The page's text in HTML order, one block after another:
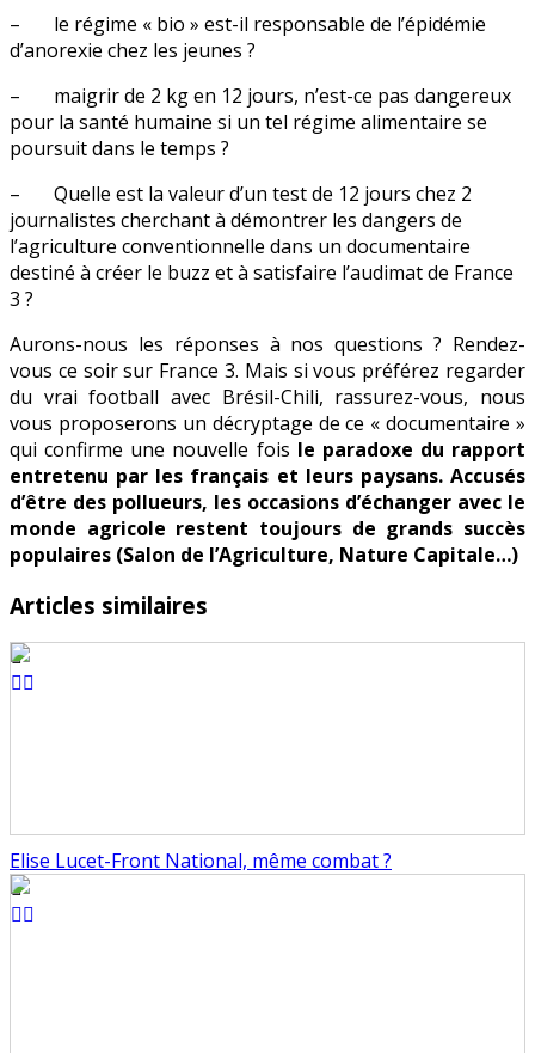
– le régime « bio » est-il responsable de l’épidémie
d’anorexie chez les jeunes ?
– maigrir de 2 kg en 12 jours, n’est-ce pas dangereux
pour la santé humaine si un tel régime alimentaire se
poursuit dans le temps ?
– Quelle est la valeur d’un test de 12 jours chez 2
journalistes cherchant à démontrer les dangers de
l’agriculture conventionnelle dans un documentaire
destiné à créer le buzz et à satisfaire l’audimat de France
3 ?
Aurons-nous les réponses à nos questions ? Rendez-
vous ce soir sur France 3. Mais si vous préférez regarder
du vrai football avec Brésil-Chili, rassurez-vous, nous
vous proposerons un décryptage de ce « documentaire »
qui confirme une nouvelle fois le paradoxe du rapport
entretenu par les français et leurs paysans. Accusés
d’être des pollueurs, les occasions d’échanger avec le
monde agricole restent toujours de grands succès
populaires (Salon de l’Agriculture, Nature Capitale…)
Articles similaires
Elise Lucet-Front National, même combat ?